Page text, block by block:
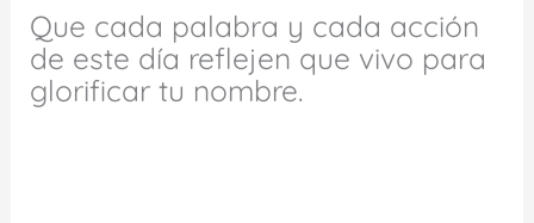
Que cada palabra y cada acción
de este día reflejen que vivo para
glorificar tu nombre.